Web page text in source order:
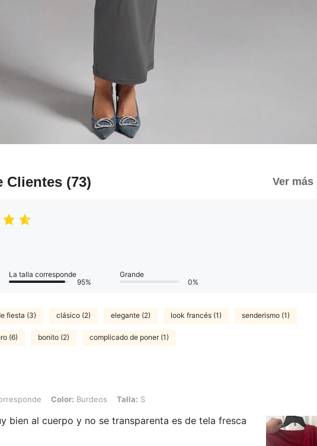
Clientes (73) Ver más
La talla corresponde
95%
Grande
0%
fiesta (3) clásico (2) elegante (2) look francés (1) senderismo (1)
(6) bonito (2) complicado de poner (1)
Color: Burdeos, Talla: S
Color: Burdeos Talla: S
bien al cuerpo y no se transparenta es de tela fresca